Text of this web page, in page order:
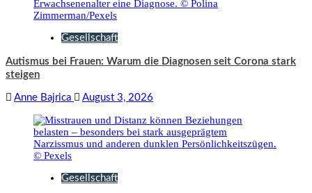
Gesellschaft
Autismus bei Frauen: Warum die Diagnosen seit Corona stark
steigen
Anne Bajrica August 3, 2026
Gesellschaft